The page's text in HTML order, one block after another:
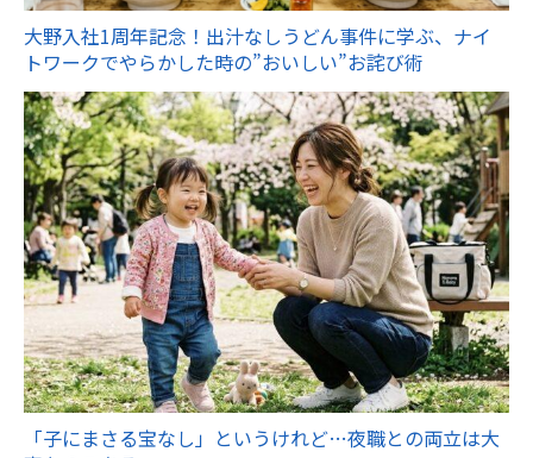
大野入社1周年記念！出汁なしうどん事件に学ぶ、ナイ
トワークでやらかした時の”おいしい”お詫び術
「子にまさる宝なし」というけれど…夜職との両立は大